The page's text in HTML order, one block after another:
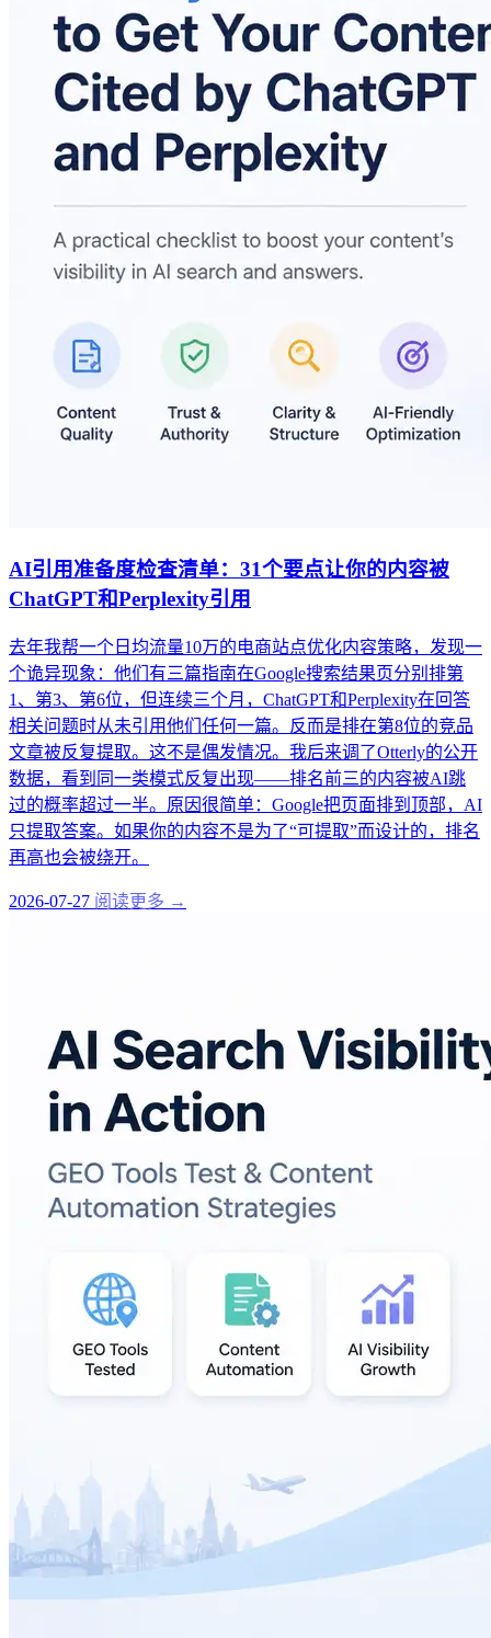
AI引用准备度检查清单：31个要点让你的内容被
ChatGPT和Perplexity引用
去年我帮一个日均流量10万的电商站点优化内容策略，发现一
个诡异现象：他们有三篇指南在Google搜索结果页分别排第
1、第3、第6位，但连续三个月，ChatGPT和Perplexity在回答
相关问题时从未引用他们任何一篇。反而是排在第8位的竞品
文章被反复提取。这不是偶发情况。我后来调了Otterly的公开
数据，看到同一类模式反复出现——排名前三的内容被AI跳
过的概率超过一半。原因很简单：Google把页面排到顶部，AI
只提取答案。如果你的内容不是为了“可提取”而设计的，排名
再高也会被绕开。
2026-07-27 阅读更多 →